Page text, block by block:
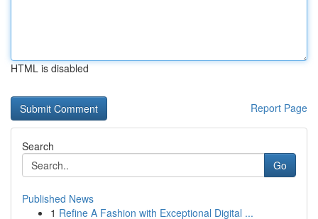
HTML is disabled
Report Page
Search
Go
Published News
1 Refine A Fashion with Exceptional Digital ...